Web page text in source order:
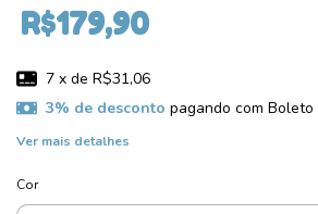
R$179,90
7 x de R$31,06
3% de desconto pagando com Boleto
Ver mais detalhes
Cor